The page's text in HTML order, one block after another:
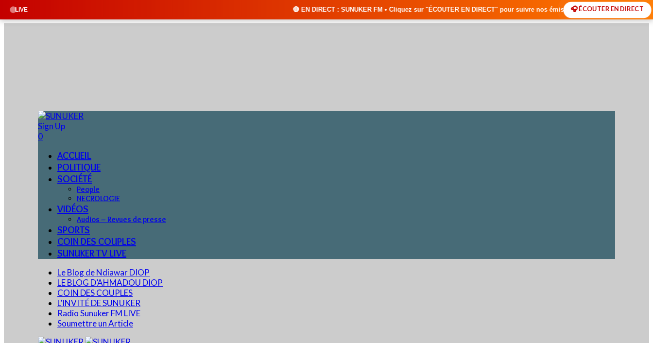
LIVE 🔴 EN DIRECT : SUNUKER FM • Cliquez sur "ÉCOUTER EN DIRECT" pour suivre nos émissions en temps réel • 🇸🇳 Actualités
🎧 ÉCOUTER EN DIRECT
Sign Up
0
ACCUEIL
POLITIQUE
SOCIÉTÉ
People
NECROLOGIE
VIDÉOS
Audios – Revues de presse
SPORTS
COIN DES COUPLES
SUNUKER TV LIVE
Le Blog de Ndiawar DIOP
LE BLOG D’AHMADOU DIOP
COIN DES COUPLES
L’INVITÉ DE SUNUKER
Radio Sunuker FM LIVE
Soumettre un Article